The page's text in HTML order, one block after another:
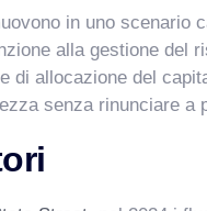
in uno scenario
alla gestione del
di allocazione del
senza rinunciare a